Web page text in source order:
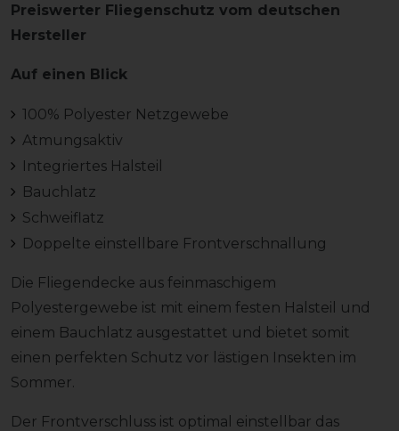
Preiswerter Fliegenschutz vom deutschen
Hersteller
Auf einen Blick
100% Polyester Netzgewebe
Atmungsaktiv
Integriertes Halsteil
Bauchlatz
Schweiflatz
Doppelte einstellbare Frontverschnallung
Die Fliegendecke aus feinmaschigem
Polyestergewebe ist mit einem festen Halsteil und
einem Bauchlatz ausgestattet und bietet somit
einen perfekten Schutz vor lästigen Insekten im
Sommer.
Der Frontverschluss ist optimal einstellbar das